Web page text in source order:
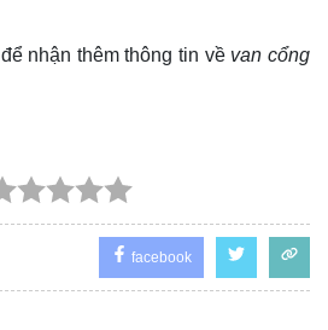
để nhận thêm thông tin về van cổng
facebook